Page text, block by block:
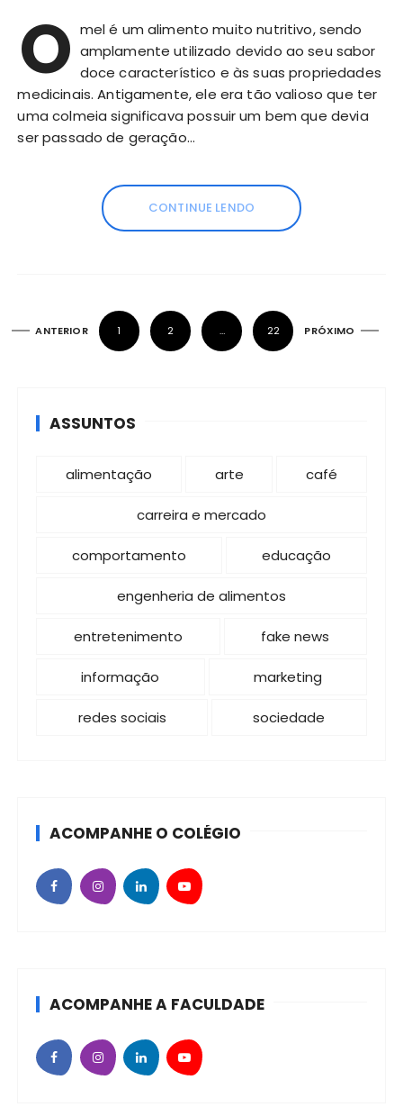
O mel é um alimento muito nutritivo, sendo
amplamente utilizado devido ao seu sabor
doce característico e às suas propriedades
medicinais. Antigamente, ele era tão valioso que ter
uma colmeia significava possuir um bem que devia
ser passado de geração…
CONTINUE LENDO
ANTERIOR 1 2 … 22 PRÓXIMO
ASSUNTOS
alimentação arte café
carreira e mercado
comportamento educação
engenheria de alimentos
entretenimento fake news
informação marketing
redes sociais sociedade
ACOMPANHE O COLÉGIO
ACOMPANHE A FACULDADE